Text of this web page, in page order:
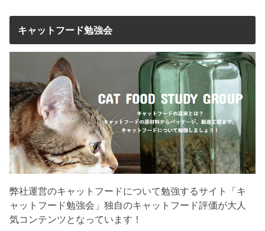
キャットフード勉強会
弊社運営のキャットフードについて勉強するサイト「キ
ャットフード勉強会」独自のキャットフード評価が大人
気コンテンツとなっています！